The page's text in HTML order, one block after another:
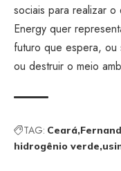
sociais para realizar
Energy quer
futuro que espera,
ou destruir o meio
TAG: Ceará
hidrogênio verde